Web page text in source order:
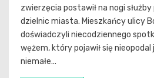
zwierzęcia postawił na nogi
dzielnic miasta. Mieszkańcy ulicy
doświadczyli niecodziennego
wężem, który pojawił się
niemałe...